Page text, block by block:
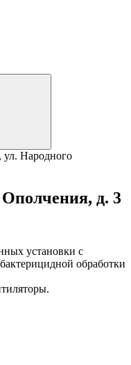
Народного
д. 3
установки с
обработки